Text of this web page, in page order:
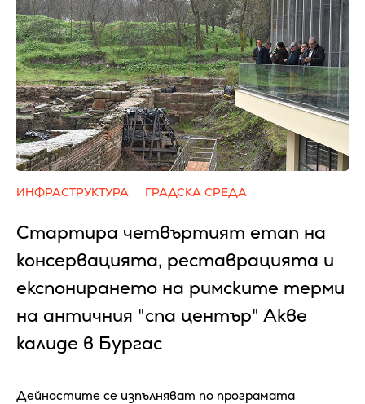
ИНФРАСТРУКТУРА ГРАДСКА СРЕДА
Стартира четвъртият етап на
консервацията, реставрацията и
експонирането на римските терми
на античния "спа център" Акве
калиде в Бургас
Дейностите се изпълняват по програмата